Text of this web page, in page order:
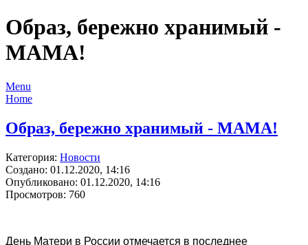
Образ, бережно хранимый -
МАМА!
Menu
Home
Образ, бережно хранимый - МАМА!
Категория: Новости
Создано: 01.12.2020, 14:16
Опубликовано: 01.12.2020, 14:16
Просмотров: 760
День Матери в России отмечается в последнее